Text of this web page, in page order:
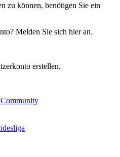
zu können, benötigen Sie ein
Melden Sie sich hier an.
erstellen.